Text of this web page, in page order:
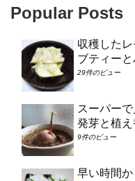
Popular Posts
収穫した
ブティー
29件のビュー
スーパー
発芽と植え
9件のビュー
早い時間